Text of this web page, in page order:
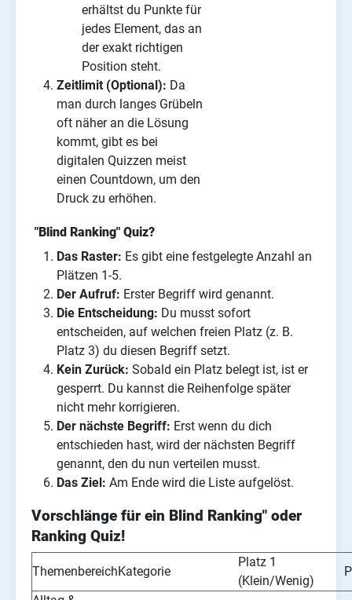
erhältst du Punkte für
jedes Element, das an
der exakt richtigen
Position steht.
Zeitlimit (Optional): Da
man durch langes Grübeln
oft näher an die Lösung
kommt, gibt es bei
digitalen Quizzen meist
einen Countdown, um den
Druck zu erhöhen.
"Blind Ranking" Quiz?
Das Raster: Es gibt eine festgelegte Anzahl an
Plätzen 1-5.
Der Aufruf: Erster Begriff wird genannt.
Die Entscheidung: Du musst sofort
entscheiden, auf welchen freien Platz (z. B.
Platz 3) du diesen Begriff setzt.
Kein Zurück: Sobald ein Platz belegt ist, ist er
gesperrt. Du kannst die Reihenfolge später
nicht mehr korrigieren.
Der nächste Begriff: Erst wenn du dich
entschieden hast, wird der nächsten Begriff
genannt, den du nun verteilen musst.
Das Ziel: Am Ende wird die Liste aufgelöst.
Vorschlänge für ein Blind Ranking" oder
Ranking Quiz!
ThemenbereichKategorie
Platz 1
(Klein/Wenig)